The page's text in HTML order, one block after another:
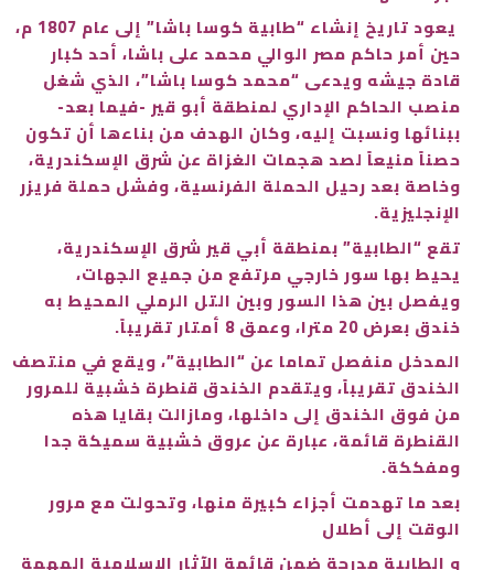
يعود تاريخ إنشاء “طابية كوسا باشا” إلى عام 1807 م،
حين أمر حاكم مصر الوالي محمد على باشا، أحد كبار
قادة جيشه ويدعى “محمد كوسا باشا”، الذي شغل
منصب الحاكم الإداري لمنطقة أبو قير -فيما بعد-
ببنائها ونسبت إليه، وكان الهدف من بناءها أن تكون
حصناً منيعاً لصد هجمات الغزاة عن شرق الإسكندرية،
وخاصة بعد رحيل الحملة الفرنسية، وفشل حملة فريزر
الإنجليزية.
تقع “الطابية” بمنطقة أبي قير شرق الإسكندرية،
يحيط بها سور خارجي مرتفع من جميع الجهات،
ويفصل بين هذا السور وبين التل الرملي المحيط به
خندق بعرض 20 مترا، وعمق 8 أمتار تقريباً.
المدخل منفصل تماما عن “الطابية”، ويقع في منتصف
الخندق تقريباً، ويتقدم الخندق قنطرة خشبية للمرور
من فوق الخندق إلى داخلها، ومازالت بقايا هذه
القنطرة قائمة، عبارة عن عروق خشبية سميكة جدا
ومفككة.
بعد ما تهدمت أجزاء كبيرة منها، وتحولت مع مرور
الوقت إلى أطلال
و الطابية مدرجة ضمن قائمة الآثار الإسلامية المهمة